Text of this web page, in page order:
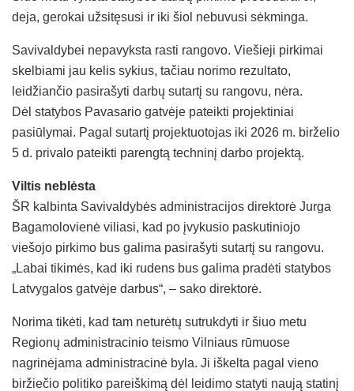
deja, gerokai užsitęsusi ir iki šiol nebuvusi sėkminga.
Savivaldybei nepavyksta rasti rangovo. Viešieji pirkimai
skelbiami jau kelis sykius, tačiau norimo rezultato,
leidžiančio pasirašyti darbų sutartį su rangovu, nėra.
Dėl statybos Pavasario gatvėje pateikti projektiniai
pasiūlymai. Pagal sutartį projektuotojas iki 2026 m. birželio
5 d. privalo pateikti parengtą techninį darbo projektą.
Viltis neblėsta
ŠR kalbinta Savivaldybės administracijos direktorė Jurga
Bagamolovienė viliasi, kad po įvykusio paskutiniojo
viešojo pirkimo bus galima pasirašyti sutartį su rangovu.
„Labai tikimės, kad iki rudens bus galima pradėti statybos
Latvygalos gatvėje darbus“, – sako direktorė.
Norima tikėti, kad tam neturėtų sutrukdyti ir šiuo metu
Regionų administracinio teismo Vilniaus rūmuose
nagrinėjama administracinė byla. Ji iškelta pagal vieno
biržiečio politiko pareiškimą dėl leidimo statyti naują statinį